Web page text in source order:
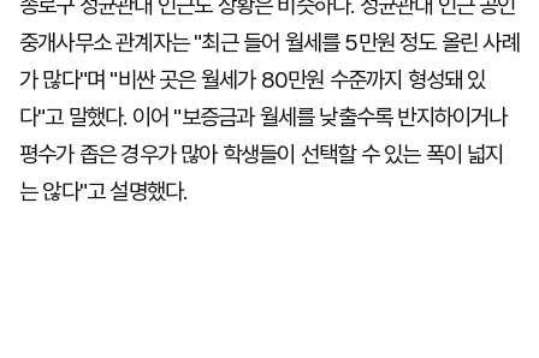
중개사무소 관계자는 "최근 들어 월세를 5만원 정도 올린 사례
가 많다"며 "비싼 곳은 월세가 80만원 수준까지 형성돼 있
다"고 말했다. 이어 "보증금과 월세를 낮출수록 반지하이거나
평수가 좁은 경우가 많아 학생들이 선택할 수 있는 폭이 넓지
는 않다"고 설명했다.